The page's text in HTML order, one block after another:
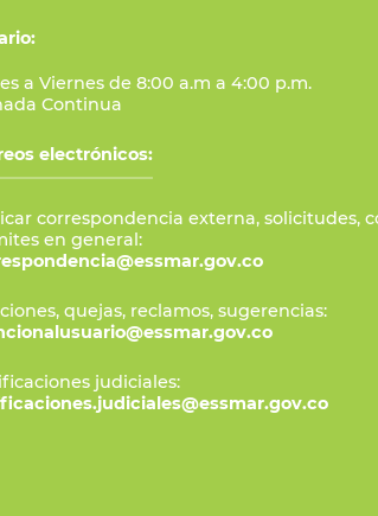
a Viernes de 8:00 a.m a 4:00 p.m.
Continua
electrónicos:
correspondencia externa, solicitudes,
en general:
quejas, reclamos, sugerencias:
judiciales: